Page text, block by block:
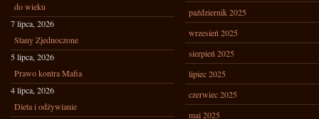
do wieku
7 lipca, 2026
Stany Zjednoczone
5 lipca, 2026
Prawo kontra Mafia
4 lipca, 2026
Dieta i odżywianie
październik 2025
wrzesień 2025
sierpień 2025
lipiec 2025
czerwiec 2025
maj 2025